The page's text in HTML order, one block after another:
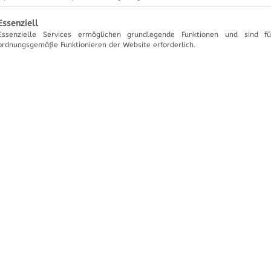
eine Liste der Service-Gruppen, für die eine Einwilligung
Services ermöglichen grundlegende Funktionen und sind
Funktionieren der Website erforderlich.